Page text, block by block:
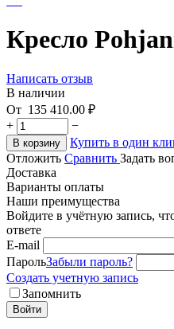
Кресло
Написать отзыв
В наличии
От 135 410.00 ₽
+
−
В корзину
Купить в один
Отложить Сравнить Задать
Доставка
Варианты оплаты
Наши преимущества
Войдите в учётную запись,
ответе
E-mail
ПарольЗабыли пароль?
Создать учетную запись
Запомнить
Войти